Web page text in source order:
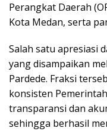
Perangkat Daerah
Kota Medan, serta
Salah satu apresiasi
yang disampaikan
Pardede. Fraksi
konsisten
transparansi dan
sehingga berhasil